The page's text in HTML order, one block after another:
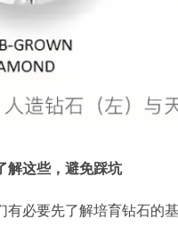
解这些，避免踩坑
有必要先了解培育钻石的